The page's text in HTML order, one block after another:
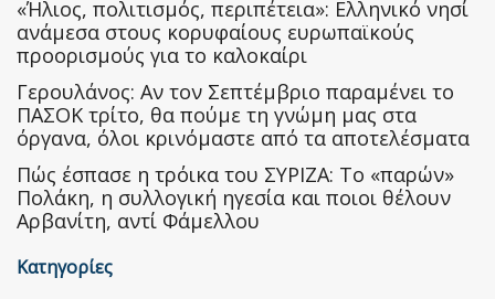
«Ήλιος, πολιτισμός, περιπέτεια»: Ελληνικό νησί
ανάμεσα στους κορυφαίους ευρωπαϊκούς
προορισμούς για το καλοκαίρι
Γερουλάνος: Αν τον Σεπτέμβριο παραμένει το
ΠΑΣΟΚ τρίτο, θα πούμε τη γνώμη μας στα
όργανα, όλοι κρινόμαστε από τα αποτελέσματα
Πώς έσπασε η τρόικα του ΣΥΡΙΖΑ: Το «παρών»
Πολάκη, η συλλογική ηγεσία και ποιοι θέλουν
Αρβανίτη, αντί Φάμελλου
Κατηγορίες